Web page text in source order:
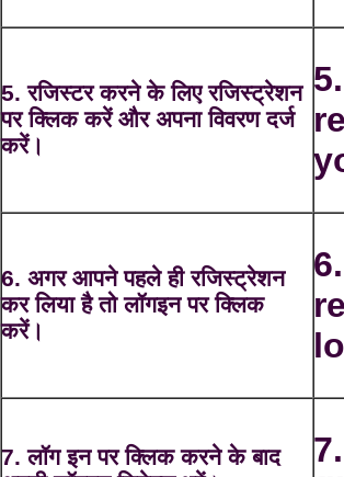
5. रजिस्टर करने के लिए रजिस्ट्रेशन
पर क्लिक करें और अपना विवरण दर्ज
करें।
6. अगर आपने पहले ही रजिस्ट्रेशन
कर लिया है तो लॉगइन पर क्लिक
करें।
7. लॉग इन पर क्लिक करने के बाद